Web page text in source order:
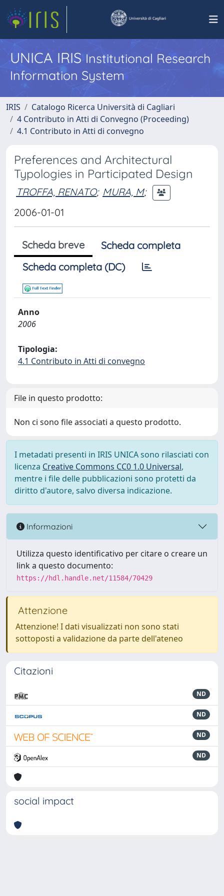
UNICA IRISInstitutional Research
Information System
IRIS
Catalogo Ricerca Università di Cagliari
4 Contributo in Atti di Convegno (Proceeding)
4.1 Contributo in Atti di convegno
Preferences and Architectural
Typologies in Participated Design
TROFFA, RENATO; MURA, M;
2006-01-01
Scheda breve
Scheda completa
Scheda completa (DC)
Anno
2006
Tipologia:
4.1 Contributo in Atti di convegno
File in questo prodotto:
Non ci sono file associati a questo prodotto.
I metadati presenti in IRIS UNICA sono rilasciati con
licenza Creative Commons CC0 1.0 Universal,
mentre i file delle pubblicazioni sono protetti da
diritto d'autore, salvo diversa indicazione.
Informazioni
Utilizza questo identificativo per citare o creare un
link a questo documento:
https://hdl.handle.net/11584/70429
Attenzione
Attenzione! I dati visualizzati non sono stati
sottoposti a validazione da parte dell'ateneo
Citazioni
ND
ND
ND
ND
social impact